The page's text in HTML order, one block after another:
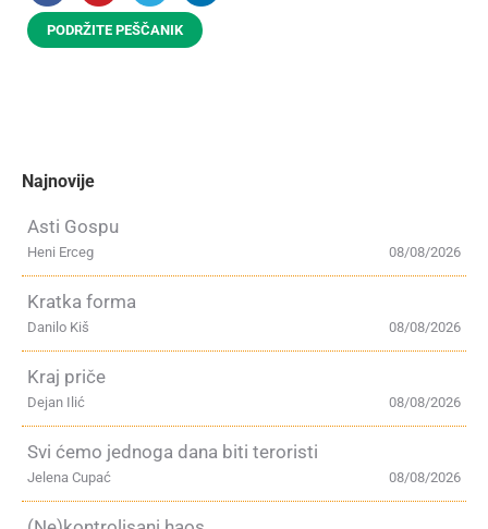
PODRŽITE PEŠČANIK
Najnovije
Asti Gospu
08/08/2026
Heni Erceg
Kratka forma
08/08/2026
Danilo Kiš
Kraj priče
08/08/2026
Dejan Ilić
Svi ćemo jednoga dana biti teroristi
08/08/2026
Jelena Cupać